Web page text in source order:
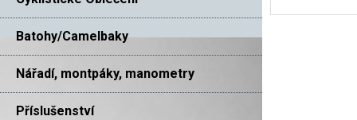
Batohy/Camelbaky
Nářadí, montpáky, manometry
Příslušenství